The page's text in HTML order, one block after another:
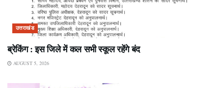
उत्तराखंड
ब्रेकिंग : इस जिले में कल सभी स्कूल रहेंगे बंद
AUGUST 5, 2026